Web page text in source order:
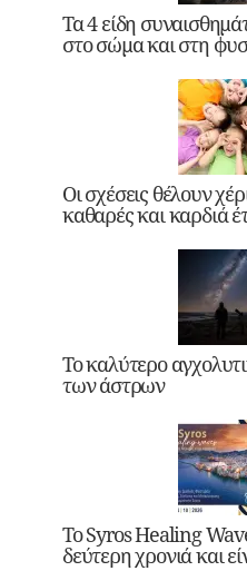
Τα 4 είδη
στο σώμα και στη
Οι σχέσεις θέλουν
καθαρές και καρδιά
Το καλύτερο
των άστρων
Το Syros Healing
δεύτερη χρονιά και